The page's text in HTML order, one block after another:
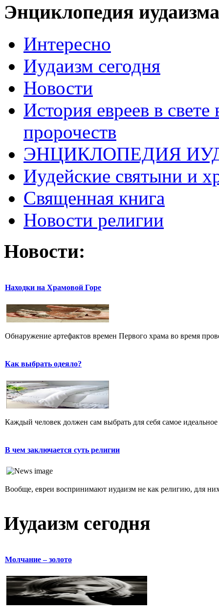
Энциклопедия иудаизма
Интересно
Иудаизм сегодня
Новости
История евреев в
пророчеств
ЭНЦИКЛОПЕДИЯ
Иудейские святыни и
Священная книга
Новости религии
Новости:
Находки на Храмовой Горе
Обнаружение артефактов времен Первого храма во время
Как выбрать одеяло?
Каждый человек должен сам выбрать для себя самое
В чем заключается суть религии
Вообще, евреи воспринимают иудаизм не как религию, для
Иудаизм сегодня
Молчание – золото